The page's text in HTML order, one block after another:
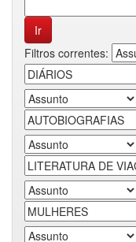
Filtros correntes: